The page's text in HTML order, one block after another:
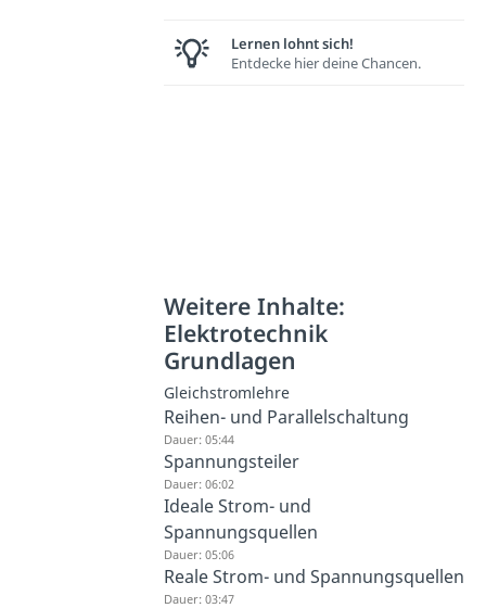
Lernen lohnt sich!
Entdecke hier deine Chancen.
Weitere Inhalte:
Elektrotechnik
Grundlagen
Gleichstromlehre
Reihen- und Parallelschaltung
Dauer: 05:44
Spannungsteiler
Dauer: 06:02
Ideale Strom- und
Spannungsquellen
Dauer: 05:06
Reale Strom- und Spannungsquellen
Dauer: 03:47